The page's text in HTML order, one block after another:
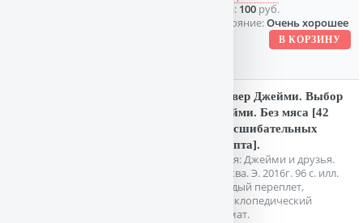
Цена: 100руб.
Состояние:Очень хорошее
Оливер Джейми. Выбор
Джейми. Без мяса [42
сногсшибательных
рецепта].
Серия: Джейми и друзья.
Москва. Э. 2016г. 96 с. илл.
Твердый переплет,
Энциклопедический
формат.